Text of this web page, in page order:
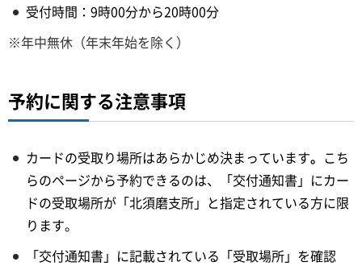
受付時間：9時00分から20時00分
※年中無休（年末年始を除く）
予約に関する注意事項
カードの受取り場所はあらかじめ決まっています。 こち
らのページから予約できるのは、「交付通知書」にカー
ドの受取場所が「北須磨支所」と指定されている方に限
ります。
「交付通知書」に記載されている「受取場所」を確認